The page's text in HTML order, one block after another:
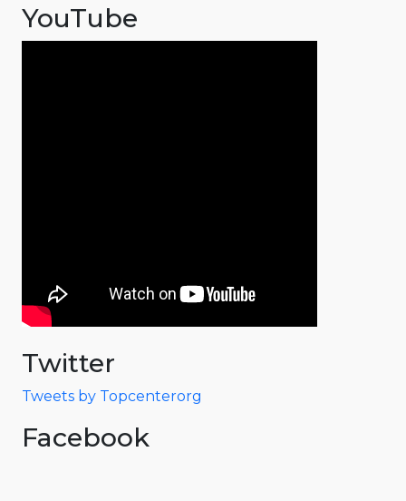
YouTube
Twitter
Tweets by Topcenterorg
Facebook